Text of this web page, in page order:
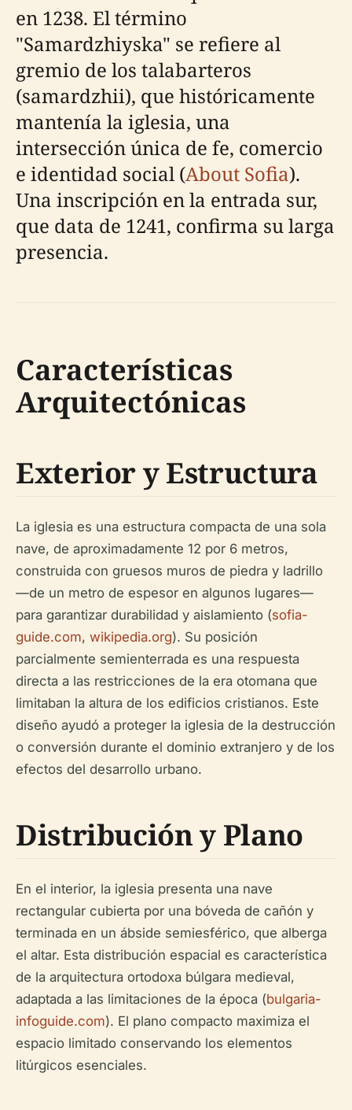
en 1238. El término
"Samardzhiyska" se refiere al
gremio de los talabarteros
(samardzhii), que históricamente
mantenía la iglesia, una
intersección única de fe, comercio
e identidad social (About Sofia).
Una inscripción en la entrada sur,
que data de 1241, confirma su larga
presencia.
Características
Arquitectónicas
Exterior y Estructura
La iglesia es una estructura compacta de una sola
nave, de aproximadamente 12 por 6 metros,
construida con gruesos muros de piedra y ladrillo
—de un metro de espesor en algunos lugares—
para garantizar durabilidad y aislamiento (sofia-
guide.com, wikipedia.org). Su posición
parcialmente semienterrada es una respuesta
directa a las restricciones de la era otomana que
limitaban la altura de los edificios cristianos. Este
diseño ayudó a proteger la iglesia de la destrucción
o conversión durante el dominio extranjero y de los
efectos del desarrollo urbano.
Distribución y Plano
En el interior, la iglesia presenta una nave
rectangular cubierta por una bóveda de cañón y
terminada en un ábside semiesférico, que alberga
el altar. Esta distribución espacial es característica
de la arquitectura ortodoxa búlgara medieval,
adaptada a las limitaciones de la época (bulgaria-
infoguide.com). El plano compacto maximiza el
espacio limitado conservando los elementos
litúrgicos esenciales.